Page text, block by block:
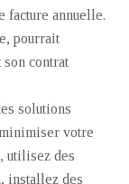
facture annuelle.
pourrait
contrat
solutions
votre
utilisez des
installez des